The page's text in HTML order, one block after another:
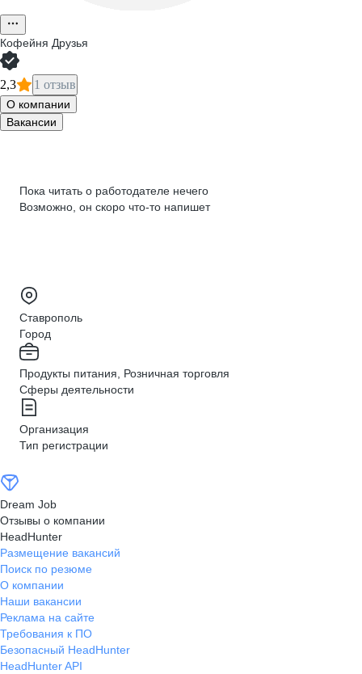
Кофейня Друзья
2,3 1 отзыв
О компании
Вакансии
Пока читать о работодателе нечего
Возможно, он скоро что‑то напишет
Ставрополь
Город
Продукты питания, Розничная торговля
Сферы деятельности
Организация
Тип регистрации
Dream Job
Отзывы о компании
HeadHunter
Размещение вакансий
Поиск по резюме
О компании
Наши вакансии
Реклама на сайте
Требования к ПО
Безопасный HeadHunter
HeadHunter API